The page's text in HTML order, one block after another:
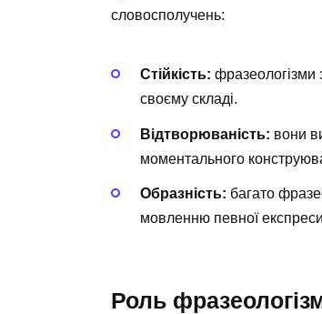
словосполучень:
Стійкість: фразеологізми
своєму складі.
Відтворюваність: вони
моментального
Образність: багато
мовленню певної
Роль